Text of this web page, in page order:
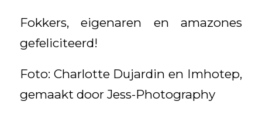
Fokkers, eigenaren en amazones
gefeliciteerd!
Foto: Charlotte Dujardin en Imhotep,
gemaakt door Jess-Photography